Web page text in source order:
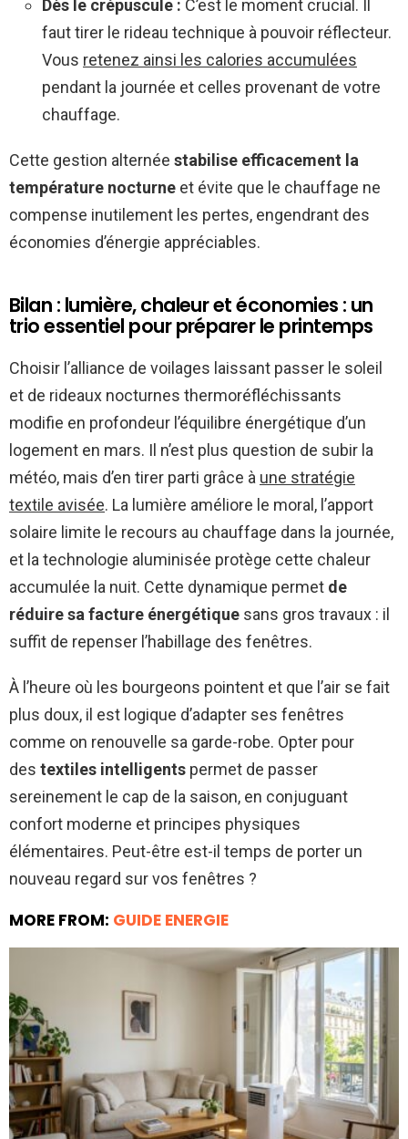
Dès le crépuscule : C’est le moment crucial. Il
faut tirer le rideau technique à pouvoir réflecteur.
Vous retenez ainsi les calories accumulées
pendant la journée et celles provenant de votre
chauffage.
Cette gestion alternée stabilise efficacement la
température nocturne et évite que le chauffage ne
compense inutilement les pertes, engendrant des
économies d’énergie appréciables.
Bilan : lumière, chaleur et économies : un
trio essentiel pour préparer le printemps
Choisir l’alliance de voilages laissant passer le soleil
et de rideaux nocturnes thermoréfléchissants
modifie en profondeur l’équilibre énergétique d’un
logement en mars. Il n’est plus question de subir la
météo, mais d’en tirer parti grâce à une stratégie
textile avisée. La lumière améliore le moral, l’apport
solaire limite le recours au chauffage dans la journée,
et la technologie aluminisée protège cette chaleur
accumulée la nuit. Cette dynamique permet de
réduire sa facture énergétique sans gros travaux : il
suffit de repenser l’habillage des fenêtres.
À l’heure où les bourgeons pointent et que l’air se fait
plus doux, il est logique d’adapter ses fenêtres
comme on renouvelle sa garde-robe. Opter pour
des textiles intelligents permet de passer
sereinement le cap de la saison, en conjuguant
confort moderne et principes physiques
élémentaires. Peut-être est-il temps de porter un
nouveau regard sur vos fenêtres ?
MORE FROM: GUIDE ENERGIE